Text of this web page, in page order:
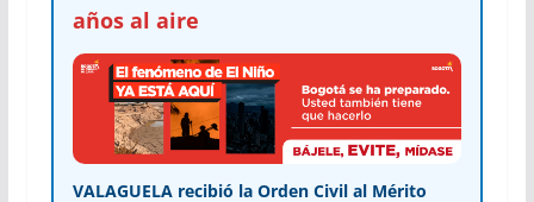
años al aire
VALAGUELA recibió la Orden Civil al Mérito